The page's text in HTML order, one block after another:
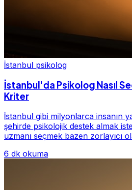
İstanbul psikolog
İstanbul'da Psikolog Nasıl
Kriter
İstanbul gibi milyonlarca insanın
şehirde psikolojik destek almak
uzmanı seçmek bazen zorlayıcı
6 dk okuma